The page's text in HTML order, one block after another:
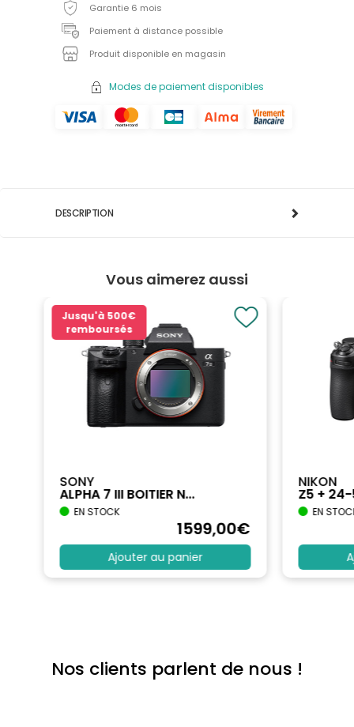
Garantie 6 mois
Paiement à distance possible
Produit disponible en magasin
Modes de paiement disponibles
DESCRIPTION
Vous aimerez aussi
Jusqu'à 500€
remboursés
SONY
ALPHA 7 III BOITIER N...
EN STOCK
1599,00€
Ajouter au panier
NIKON
Z5 +
EN
Nos clients parlent de nous !